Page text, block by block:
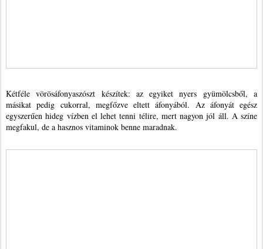
Kétféle vörösáfonyaszószt készítek: az egyiket nyers gyümölcsből, a
másikat pedig cukorral, megfőzve eltett áfonyából. Az áfonyát egész
egyszerűen hideg vízben el lehet tenni télire, mert nagyon jól áll. A színe
megfakul, de a hasznos vitaminok benne maradnak.